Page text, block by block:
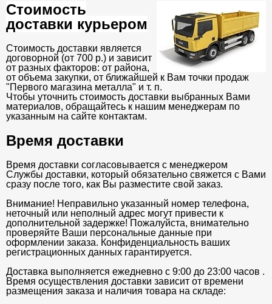
Стоимость
доставки курьером
Стоимость доставки является
договорной (от 700 р.) и зависит
от разных факторов: от района,
от объема закупки, от ближайшей к Вам точки продаж
"Первого магазина металла" и т. п.
Чтобы уточнить стоимость доставки выбранных Вами
материалов, обращайтесь к нашим менеджерам по
указанным на сайте контактам.
Время доставки
Время доставки согласовывается с менеджером
Службы доставки, который обязательно свяжется с Вами
сразу после того, как Вы разместите свой заказ.
Внимание! Неправильно указанный номер телефона,
неточный или неполный адрес могут привести к
дополнительной задержке! Пожалуйста, внимательно
проверяйте Ваши персональные данные при
оформлении заказа. Конфиденциальность ваших
регистрационных данных гарантируется.
Доставка выполняется ежедневно с 9:00 до 23:00 часов .
Время осуществления доставки зависит от времени
размещения заказа и наличия товара на складе: